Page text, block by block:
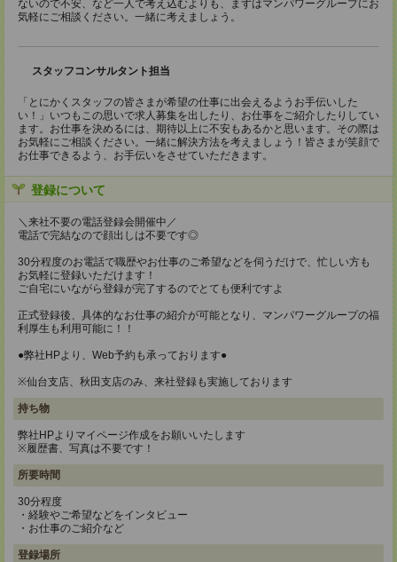
ないので不安、など一人で考え込むよりも、まずはマンパワーグループにお
気軽にご相談ください。一緒に考えましょう。
スタッフコンサルタント担当
「とにかくスタッフの皆さまが希望の仕事に出会えるようお手伝いした
い！」いつもこの思いで求人募集を出したり、お仕事をご紹介したりしてい
ます。お仕事を決めるには、期待以上に不安もあるかと思います。その際は
お気軽にご相談ください。一緒に解決方法を考えましょう！皆さまが笑顔で
お仕事できるよう、お手伝いをさせていただきます。
登録について
＼来社不要の電話登録会開催中／
電話で完結なので顔出しは不要です◎
30分程度のお電話で職歴やお仕事のご希望などを伺うだけで、忙しい方も
お気軽に登録いただけます！
ご自宅にいながら登録が完了するのでとても便利ですよ
正式登録後、具体的なお仕事の紹介が可能となり、マンパワーグループの福
利厚生も利用可能に！！
●弊社HPより、Web予約も承っております●
※仙台支店、秋田支店のみ、来社登録も実施しております
持ち物
弊社HPよりマイページ作成をお願いいたします
※履歴書、写真は不要です！
所要時間
30分程度
・経験やご希望などをインタビュー
・お仕事のご紹介など
登録場所